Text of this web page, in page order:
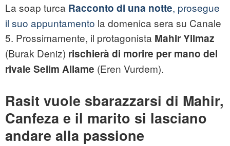
La soap turca Racconto di una notte, prosegue
il suo appuntamento la domenica sera su Canale
5. Prossimamente, il protagonista Mahir Yilmaz
(Burak Deniz) rischierà di morire per mano del
rivale Selim Allame (Eren Vurdem).
Rasit vuole sbarazzarsi di Mahir,
Canfeza e il marito si lasciano
andare alla passione